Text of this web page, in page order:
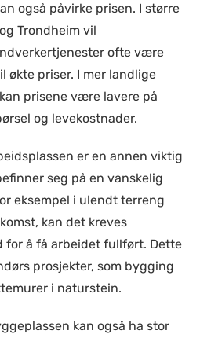
også påvirke prisen. I større
Trondheim vil
ofte være
økte priser. I mer landlige
prisene være lavere på
og levekostnader.
er en annen viktig
seg på en vanskelig
eksempel i ulendt terreng
kan det kreves
for å få arbeidet fullført. Dette
prosjekter, som bygging
i naturstein.
kan også ha stor